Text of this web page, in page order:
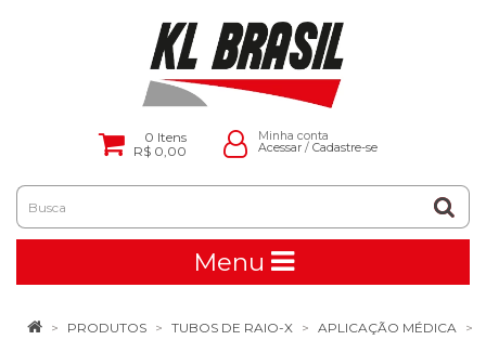
0 Itens
R$ 0,00
Minha conta
Acessar/ Cadastre-se
Menu
PRODUTOS TUBOS DE RAIO-X APLICAÇÃO MÉDICA